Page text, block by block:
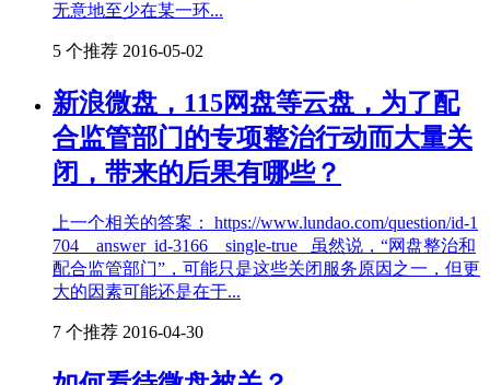
无意地至少在某一环...
5 个推荐 2016-05-02
新浪微盘，115网盘等云盘，为了配
合监管部门的专项整治行动而大量关
闭，带来的后果有哪些？
上一个相关的答案： https://www.lundao.com/question/id-1
704__answer_id-3166__single-true 虽然说，“网盘整治和
配合监管部门”，可能只是这些关闭服务原因之一，但更
大的因素可能还是在于...
7 个推荐 2016-04-30